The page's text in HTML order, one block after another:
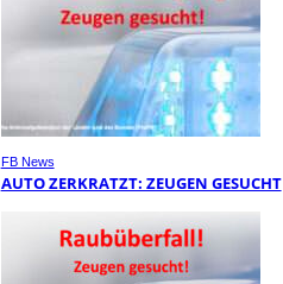
FB News
AUTO ZERKRATZT: ZEUGEN GESUCHT